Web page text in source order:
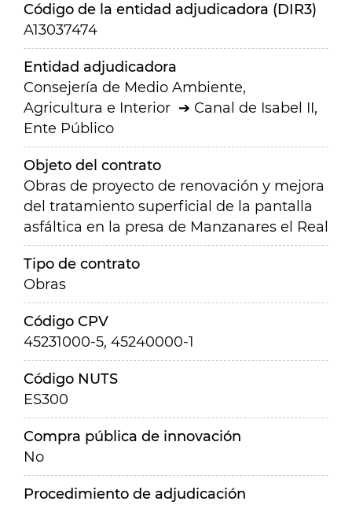
Código de la entidad adjudicadora (DIR3)
A13037474
Entidad adjudicadora
Consejería de Medio Ambiente,
Agricultura e Interior
Canal de Isabel II,
Ente Público
Objeto del contrato
Obras de proyecto de renovación y mejora
del tratamiento superficial de la pantalla
asfáltica en la presa de Manzanares el Real
Tipo de contrato
Obras
Código CPV
45231000-5, 45240000-1
Código NUTS
ES300
Compra pública de innovación
No
Procedimiento de adjudicación